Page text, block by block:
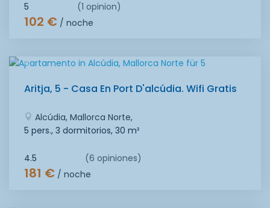
5 (1 opinion)
102 € / noche
Aritja, 5 - Casa En Port D'alcúdia. Wifi Gratis
Alcúdia, Mallorca Norte,
5 pers., 3 dormitorios, 30 m²
4.5 (6 opiniones)
181 € / noche